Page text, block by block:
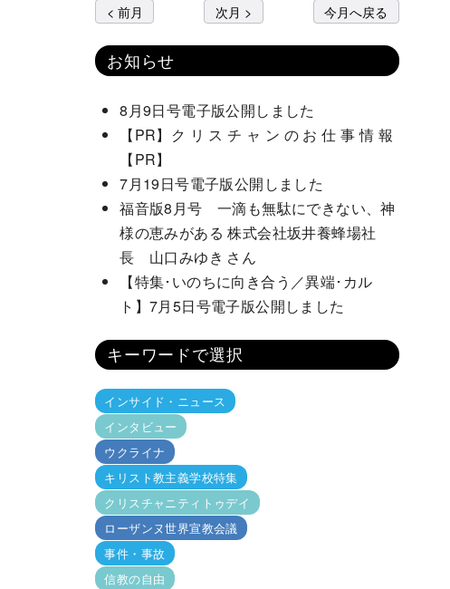
< 前月 次月 > 今月へ戻る
お知らせ
8月9日号電子版公開しました
【PR】ク リ ス チ ャ ン の お 仕 事 情 報
【PR】
7月19日号電子版公開しました
福音版8月号 一滴も無駄にできない、神
様の恵みがある 株式会社坂井養蜂場社
長 山口みゆき さん
【特集･いのちに向き合う／異端･カル
ト】7月5日号電子版公開しました
キーワードで選択
インサイド・ニュース
インタビュー
ウクライナ
キリスト教主義学校特集
クリスチャニティトゥデイ
ローザンヌ世界宣教会議
事件・事故
信教の自由